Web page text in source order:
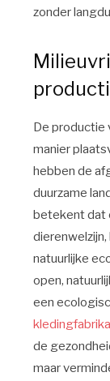
zonder
De productie
manier
hebben de
duurzame
betekent dat
natuurlijke
open,
een
de
maar